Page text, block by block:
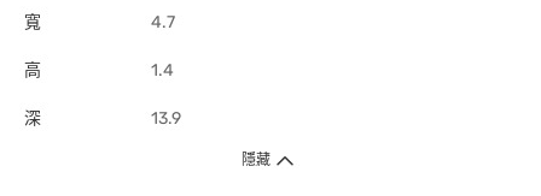
寬 4.7
高 1.4
深 13.9
隱藏